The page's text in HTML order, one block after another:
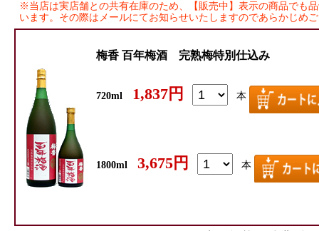
※当店は実店舗との共有在庫のため、【販売中】表示の商品でも
います。その際はメールにてお知らせいたしますのであらかじめ
梅香 百年梅酒 完熟梅特別仕込み
720ml 1,837円 本
1800ml 3,675円 本